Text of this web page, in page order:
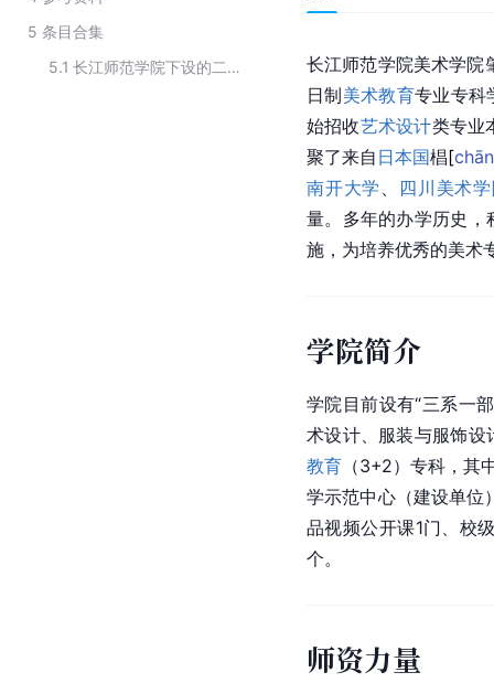
5 条目合集
5.1
长江师范学院下设的二级学院
长江师范学院美术学院
日制美术教育专业专科
始招收艺术设计类专业
聚了来自 日本国椙[
南开大学
四川美术
量。多年的办学历史，
施，为培养优秀的美术
学院简介
学院目前设有“三系一
术设计、服装与服饰设
教育 （3+2）专科，其
学示范中心（建设单位
品视频公开课1门、校
个。
师资力量